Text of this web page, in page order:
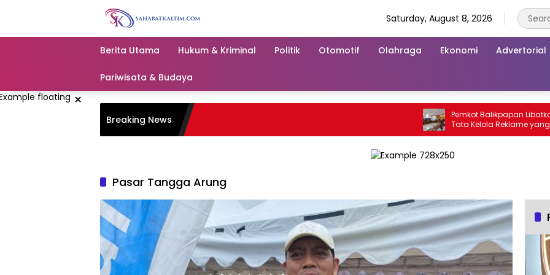
Saturday, August 8, 2026
Berita Utama Hukum & Kriminal Politik Otomotif Olahraga Ekonomi Advertorial
Pariwisata & Budaya
×
Breaking News
Pemkot Balikpapan Libatkan
Tata Kelola Reklame yang Lebih
dan Modern
Pasar Tangga Arung